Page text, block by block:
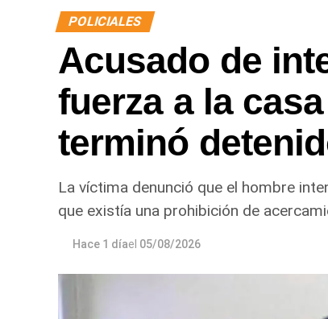
POLICIALES
Acusado de
fuerza a la
terminó
La víctima denunció que el hombre
que existía una prohibición de
Hace 1 díael 05/08/2026